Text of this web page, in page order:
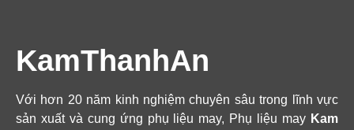
KamThanhAn
Với hơn 20 năm kinh nghiệm chuyên sâu trong lĩnh vực
sản xuất và cung ứng phụ liệu may, Phụ liệu may Kam